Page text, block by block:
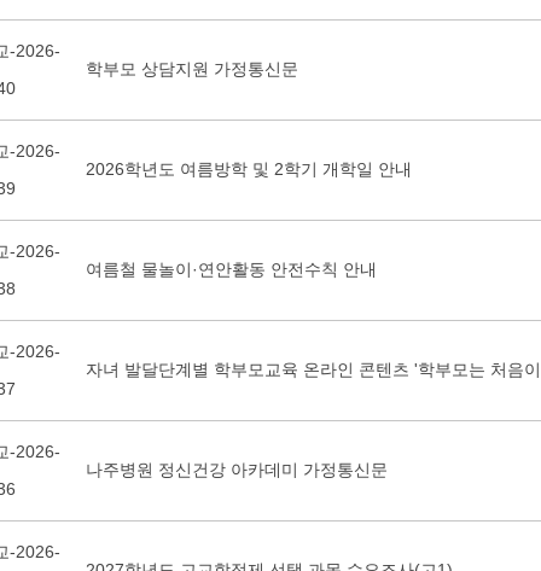
-2026-
학부모 상담지원 가정통신문
-2026-
2026학년도 여름방학 및 2학기 개학일 안내
-2026-
여름철 물놀이·연안활동 안전수칙 안내
-2026-
자녀 발달단계별 학부모교육 온라인 콘텐츠 '학부모는 처음
-2026-
나주병원 정신건강 아카데미 가정통신문
-2026-